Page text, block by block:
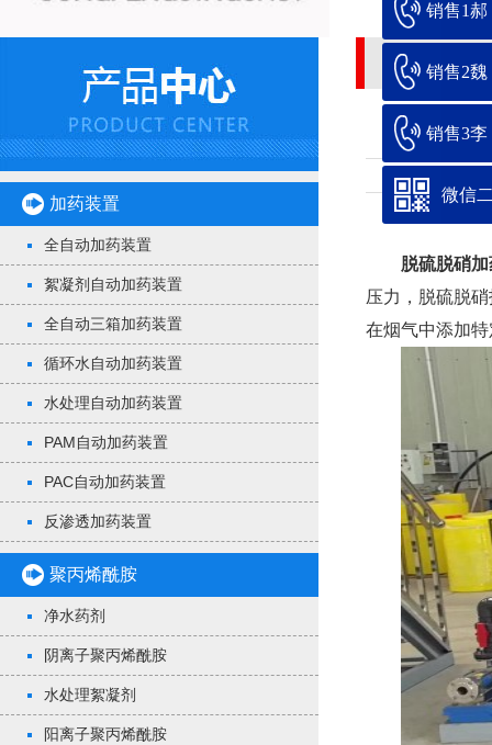
销售1郝
销售2魏
销售3李
微信
加药装置
全自动加药装置
絮凝剂自动加药装置
全自动三箱加药装置
循环水自动加药装置
水处理自动加药装置
PAM自动加药装置
PAC自动加药装置
反渗透加药装置
聚丙烯酰胺
净水药剂
阴离子聚丙烯酰胺
水处理絮凝剂
阳离子聚丙烯酰胺
脱硫脱硝用
脱硫脱硝
压力，脱硫脱
在烟气中添加